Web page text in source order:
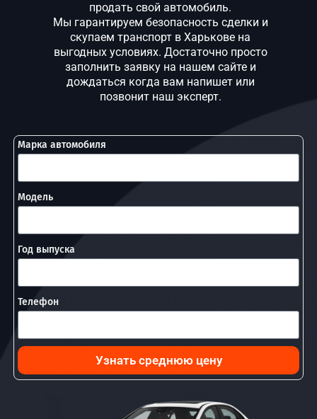
продать свой автомобиль.
Мы гарантируем безопасность сделки и
скупаем транспорт в Харькове на
выгодных условиях. Достаточно просто
заполнить заявку на нашем сайте и
дождаться когда вам напишет или
позвонит наш эксперт.
Марка автомобиля
Модель
Год выпуска
Телефон
Узнать среднюю цену